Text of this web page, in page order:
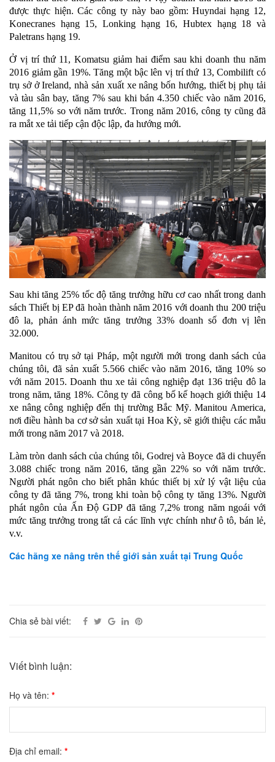
được thực hiện. Các công ty này bao gồm: Huyndai hạng 12,
Konecranes hạng 15, Lonking hạng 16, Hubtex hạng 18 và
Paletrans hạng 19.
Ở vị trí thứ 11, Komatsu giảm hai điểm sau khi doanh thu năm
2016 giảm gần 19%. Tăng một bậc lên vị trí thứ 13, Combilift có
trụ sở ở Ireland, nhà sản xuất xe nâng bốn hướng, thiết bị phụ tải
và tàu sân bay, tăng 7% sau khi bán 4.350 chiếc vào năm 2016,
tăng 11,5% so với năm trước. Trong năm 2016, công ty cũng đã
ra mắt xe tải tiếp cận độc lập, đa hướng mới.
Sau khi tăng 25% tốc độ tăng trưởng hữu cơ cao nhất trong danh
sách Thiết bị EP đã hoàn thành năm 2016 với doanh thu 200 triệu
đô la, phản ánh mức tăng trưởng 33% doanh số đơn vị lên
32.000.
Manitou có trụ sở tại Pháp, một người mới trong danh sách của
chúng tôi, đã sản xuất 5.566 chiếc vào năm 2016, tăng 10% so
với năm 2015. Doanh thu xe tải công nghiệp đạt 136 triệu đô la
trong năm, tăng 18%. Công ty đã công bố kế hoạch giới thiệu 14
xe nâng công nghiệp đến thị trường Bắc Mỹ. Manitou America,
nơi điều hành ba cơ sở sản xuất tại Hoa Kỳ, sẽ giới thiệu các mẫu
mới trong năm 2017 và 2018.
Làm tròn danh sách của chúng tôi, Godrej và Boyce đã di chuyển
3.088 chiếc trong năm 2016, tăng gần 22% so với năm trước.
Người phát ngôn cho biết phân khúc thiết bị xử lý vật liệu của
công ty đã tăng 7%, trong khi toàn bộ công ty tăng 13%. Người
phát ngôn của Ấn Độ GDP đã tăng 7,2% trong năm ngoái với
mức tăng trưởng trong tất cả các lĩnh vực chính như ô tô, bán lẻ,
v.v.
Các hãng xe nâng trên thế giới sản xuất tại Trung Quốc
Chia sẻ bài viết:
Viết bình luận:
Họ và tên: *
Địa chỉ email: *